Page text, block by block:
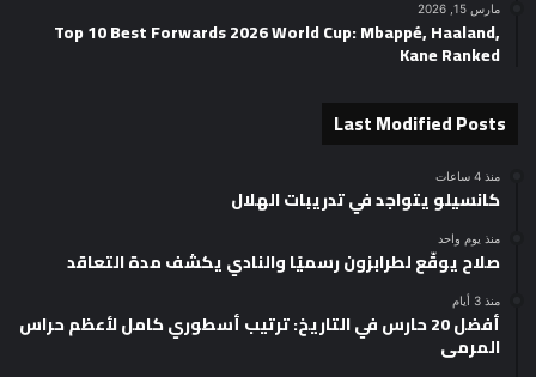
مارس 15, 2026
Top 10 Best Forwards 2026 World Cup: Mbappé, Haaland,
Kane Ranked
Last Modified Posts
منذ 4 ساعات
كانسيلو يتواجد في تدريبات الهلال
منذ يوم واحد
صلاح يوقّع لطرابزون رسميًا والنادي يكشف مدة التعاقد
منذ 3 أيام
أفضل 20 حارس في التاريخ: ترتيب أسطوري كامل لأعظم حراس
المرمى